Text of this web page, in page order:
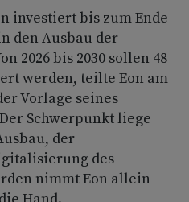
investiert bis zum Ende
den Ausbau der
2026 bis 2030 sollen 48
werden, teilte Eon am
Vorlage seines
Schwerpunkt liege
der
des
nimmt Eon allein